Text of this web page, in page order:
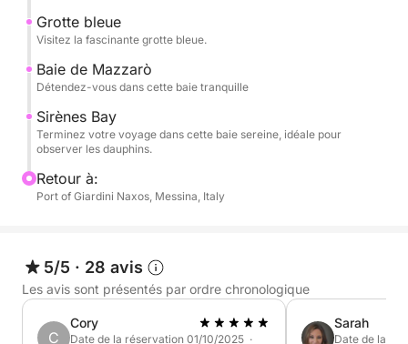
- Scoglio del Ficodindia
- Isola Bella
- Grotta Azzurra
- Baia di Mazzarò
- Baia delle Sirene
bord !
Grotte bleue
Visitez la fascinante grotte bleue.
Baie de Mazzarò
Détendez-vous dans cette baie tranquille
Sirènes Bay
Terminez votre voyage dans cette baie sereine, idéale pour
observer les dauphins.
Retour à:
Port of Giardini Naxos, Messina, Italy
5/5 · 28 avis
Les avis sont présentés par ordre chronologique
C
Cory
Date de la réservation 01/10/2025 ·
Sarah
Date de la